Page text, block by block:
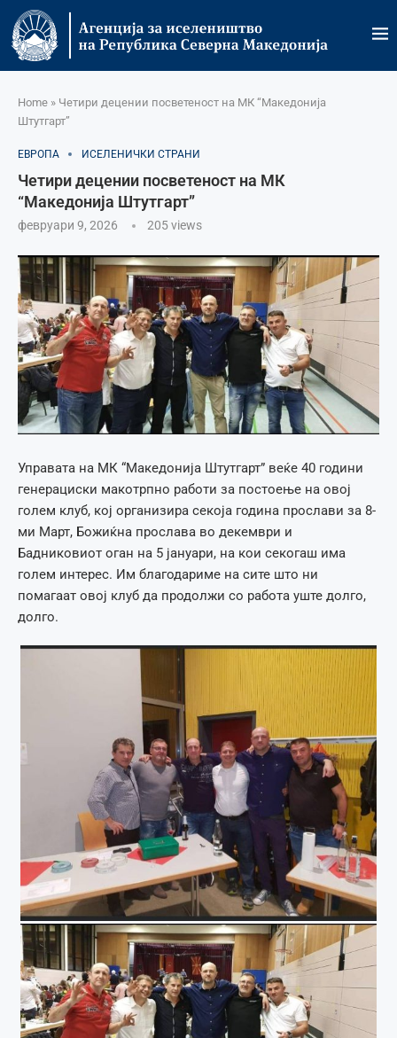
Home » Четири децении посветеност на МК “Македонија
Штутгарт”
ЕВРОПА ИСЕЛЕНИЧКИ СТРАНИ
Четири децении посветеност на МК
“Македонија Штутгарт”
февруари 9, 2026 205views
Управата на МК “Македонија Штутгарт” веќе 40 години
генерациски макотрпно работи за постоење на овој
голем клуб, кој организира секоја година прослави за 8-
ми Март, Божиќна прослава во декември и
Бадниковиот оган на 5 јануари, на кои секогаш има
голем интерес. Им благодариме на сите што ни
помагаат овој клуб да продолжи со работа уште долго,
долго.